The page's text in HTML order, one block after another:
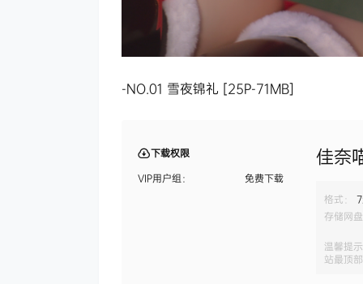
-NO.01 雪夜锦礼 [25P-71MB]
下载权限
VIP用户组：
免费下载
佳奈
格式：
存储网
温馨提
站最顶